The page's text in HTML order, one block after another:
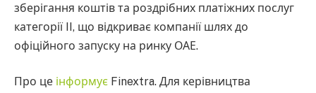
зберігання коштів та роздрібних платіжних послуг
категорії II, що відкриває компанії шлях до
офіційного запуску на ринку ОАЕ.
Про це інформує Finextra. Для керівництва